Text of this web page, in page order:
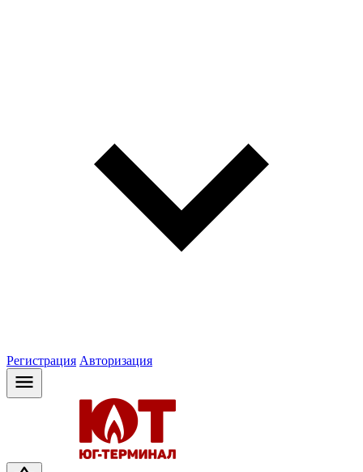
Регистрация Авторизация